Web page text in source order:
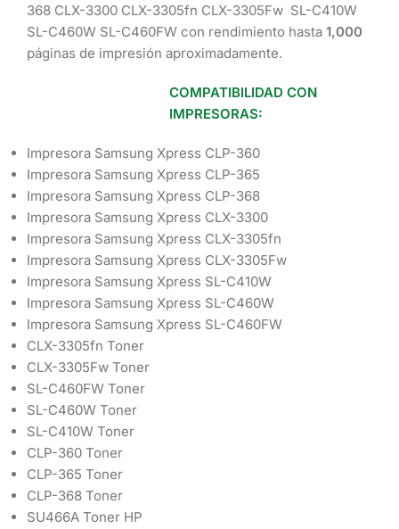
368 CLX-3300 CLX-3305fn CLX-3305Fw SL-C410W
SL-C460W SL-C460FW con rendimiento hasta 1,000
páginas de impresión aproximadamente.
COMPATIBILIDAD CON
IMPRESORAS:
Impresora Samsung Xpress CLP-360
Impresora Samsung Xpress CLP-365
Impresora Samsung Xpress CLP-368
Impresora Samsung Xpress CLX-3300
Impresora Samsung Xpress CLX-3305fn
Impresora Samsung Xpress CLX-3305Fw
Impresora Samsung Xpress SL-C410W
Impresora Samsung Xpress SL-C460W
Impresora Samsung Xpress SL-C460FW
CLX-3305fn Toner
CLX-3305Fw Toner
SL-C460FW Toner
SL-C460W Toner
SL-C410W Toner
CLP-360 Toner
CLP-365 Toner
CLP-368 Toner
SU466A Toner HP